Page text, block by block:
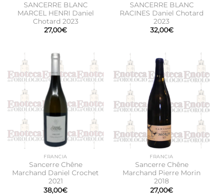
SANCERRE BLANC
MARCEL HENRI Daniel
Chotard 2023
27,00€
SANCERRE BLANC
RACINES Daniel Chotard
2023
32,00€
FRANCIA
Sancerre Chêne
Marchand Daniel Crochet
2021
38,00€
FRANCIA
Sancerre Chêne
Marchand Pierre Morin
2018
27,00€